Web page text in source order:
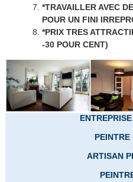
*TRAVAILLER AVEC
POUR UN FINI
*PRIX TRES
-30 POUR CENT)
ARTISAN